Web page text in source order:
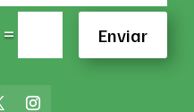
= Enviar